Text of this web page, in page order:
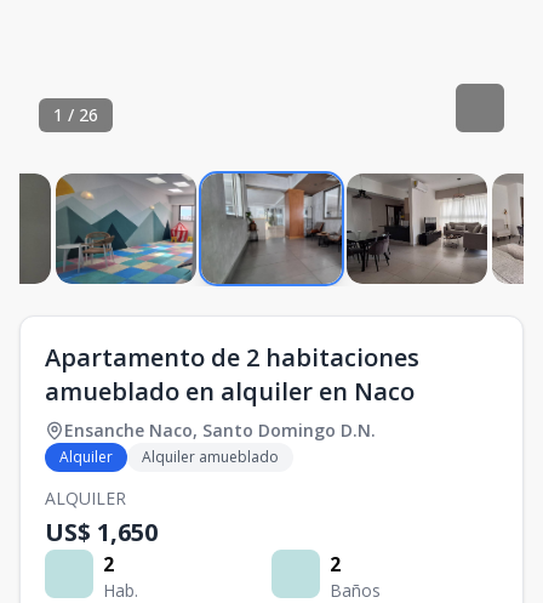
1 / 26
Apartamento de 2 habitaciones
amueblado en alquiler en Naco
Ensanche Naco, Santo Domingo D.N.
Alquiler Alquiler amueblado
ALQUILER
US$ 1,650
2
Hab.
2
Baños